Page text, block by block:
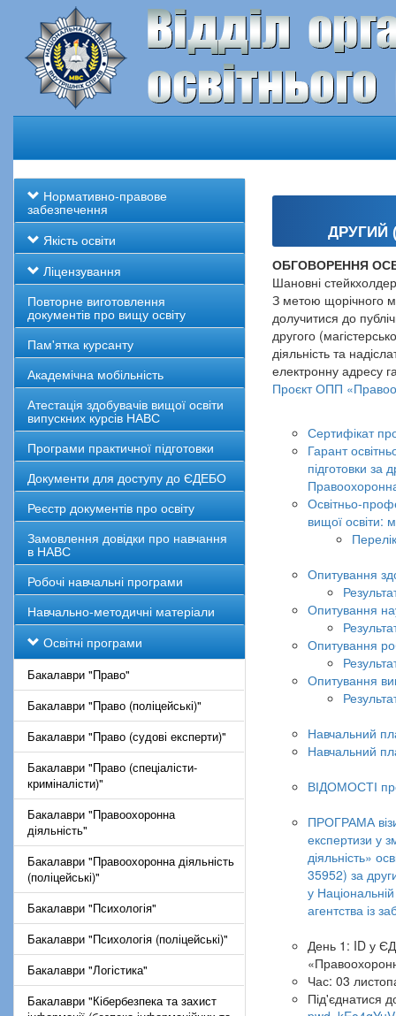
Нормативно-правове
забезпечення
Якість освіти
Ліцензування
Повторне виготовлення
документів про вищу освіту
Пам'ятка курсанту
Академічна мобільність
Атестація здобувачів вищої освіти
випускних курсів НАВС
Програми практичної підготовки
Документи для доступу до ЄДЕБО
Реєстр документів про освіту
Замовлення довідки про навчання
в НАВС
Робочі навчальні програми
Навчально-методичні матеріали
Освітні програми
Бакалаври "Право"
Бакалаври "Право (поліцейські)"
Бакалаври "Право (судові експерти)"
Бакалаври "Право (спеціалісти-
криміналісти)"
Бакалаври "Правоохоронна
діяльність"
Бакалаври "Правоохоронна діяльність
(поліцейські)"
Бакалаври "Психологія"
Бакалаври "Психологія (поліцейські)"
Бакалаври "Логістика"
Бакалаври "Кібербезпека та захист
ДРУГИЙ
ОБГОВОРЕННЯ
Шановні
З метою щорічного
долучитися до
другого
діяльність та
електронну адресу
Проєкт ОПП
Сертифікат
Гарант
підготовки за
Освітньо-
вищої освіти:
Опитування
Опитування
Опитування
Опитування
Навчальний
Навчальний
ВІДОМОСТІ
ПРОГРАМА
експертизи у
діяльність»
35952) за
у
агентства із
День 1: ID у
Час: 03
Під'єднатися